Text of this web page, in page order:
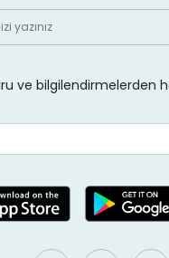
ve bilgilendirmelerden